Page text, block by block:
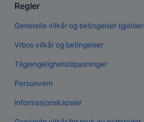
Regler
Generelle vilkår og betingelser
Vrbos vilkår og betingelser
Tilgjengelighetstilpasninger
Personvern
Informasjonskapsler